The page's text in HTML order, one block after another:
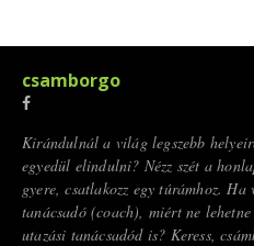
csamborgo
Kirándulnál a világ legszebb
egyedül elindulni? Nézz szét a
gyere, csatlakozz egy túrámhoz. Ha
tanácsadó (coach), miért ne lehetne
utazási tanácsadód is? Keress,